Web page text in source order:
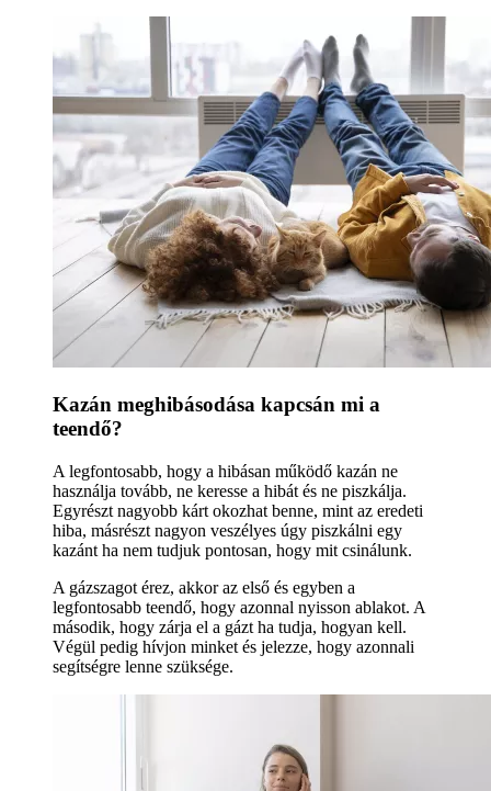
Kazán meghibásodása kapcsán mi a
teendő?
A legfontosabb, hogy a hibásan működő kazán ne
használja tovább, ne keresse a hibát és ne piszkálja.
Egyrészt nagyobb kárt okozhat benne, mint az eredeti
hiba, másrészt nagyon veszélyes úgy piszkálni egy
kazánt ha nem tudjuk pontosan, hogy mit csinálunk.
A gázszagot érez, akkor az első és egyben a
legfontosabb teendő, hogy azonnal nyisson ablakot. A
második, hogy zárja el a gázt ha tudja, hogyan kell.
Végül pedig hívjon minket és jelezze, hogy azonnali
segítségre lenne szüksége.